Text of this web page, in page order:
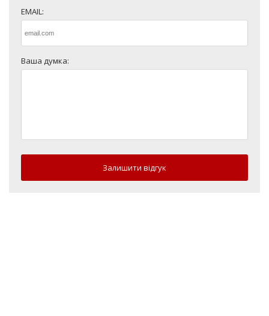
EMAIL:
Ваша думка:
Залишити відгук